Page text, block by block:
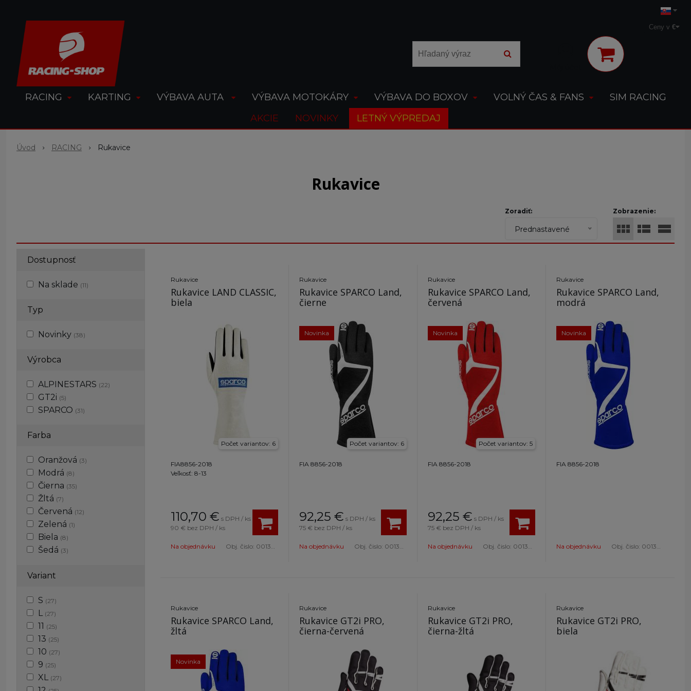
Ceny v €
RACING KARTING VÝBAVA AUTA VÝBAVA MOTOKÁRY VÝBAVA DO BOXOV VOLNÝ ČAS & FANS
SIM RACING
AKCIE
NOVINKY LETNÝ VÝPREDAJ
Úvod RACING Rukavice
Rukavice
Zobrazenie:
Zoradiť:
Prednastavené
Dostupnosť
Na sklade (11)
Typ
Novinky (38)
Výrobca
ALPINESTARS (22)
GT2i (5)
SPARCO (31)
Farba
Oranžová (3)
Modrá (8)
Čierna (35)
Žltá (7)
Červená (12)
Zelená (1)
Biela (8)
Šedá (3)
Variant
S (27)
L (27)
11 (25)
13 (25)
10 (27)
9 (25)
XL (27)
Rukavice
Rukavice LAND CLASSIC,
biela
Počet variantov: 6
FIA8856-2018
Veľkosť: 8-13
110,70 € s DPH / ks
90 € bez DPH / ks
Na objednávku Obj. čislo: 001368EC10
Rukavice
Rukavice SPARCO Land,
čierne
Novinka
Počet variantov: 6
FIA 8856-2018
92,25 € s DPH / ks
75 € bez DPH / ks
Na objednávku Obj. čislo: 001366NR10
Rukavice
Rukavice SPARCO Land,
červená
Novinka
Počet variantov: 5
FIA 8856-2018
92,25 € s DPH / ks
75 € bez DPH / ks
Na objednávku Obj. čislo: 001366RS10
Rukavice
Rukavice SPARCO Land,
modrá
Novinka
FIA 8856-2018
Na objednávku Obj. čislo: 001366EB..
Rukavice
Rukavice SPARCO Land,
žltá
Novinka
Rukavice
Rukavice GT2i PRO,
čierna-červená
Rukavice
Rukavice GT2i PRO,
čierna-žltá
Rukavice
Rukavice GT2i PRO,
biela